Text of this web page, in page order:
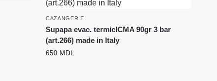
CAZANGERIE
Supapa evac. termicICMA 90gr 3 bar
(art.266) made in Italy
650 MDL